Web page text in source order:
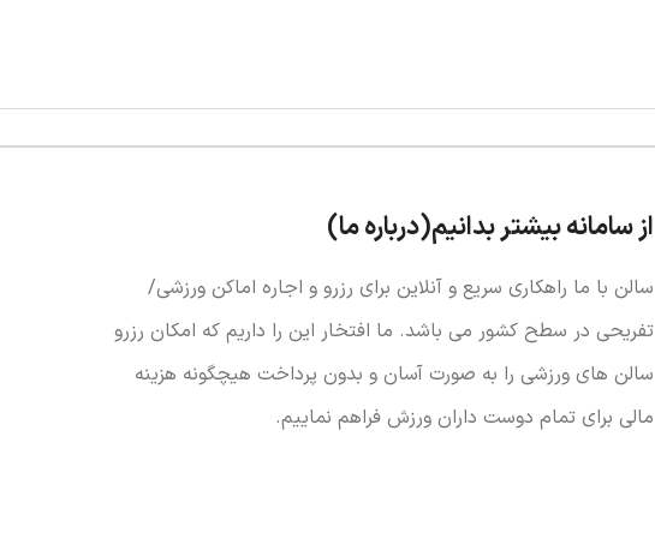
از سامانه بیشتر بدانیم(درباره ما)
سالن با ما راهکاری سریع و آنلاین برای رزرو و اجاره اماکن ورزشی/
تفریحی در سطح کشور می باشد. ما افتخار این را داریم که امکان رزرو
سالن های ورزشی را به صورت آسان و بدون پرداخت هیچگونه هزینه
مالی برای تمام دوست داران ورزش فراهم نماییم.